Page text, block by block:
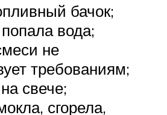
бачок;
вода;
не
требованиям;
свече;
сгорела,